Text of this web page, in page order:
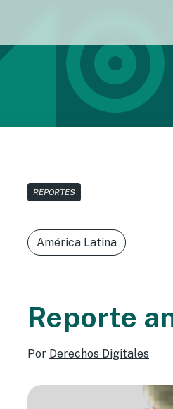
REPORTES
América Latina
Reporte
Por Derechos Digitales